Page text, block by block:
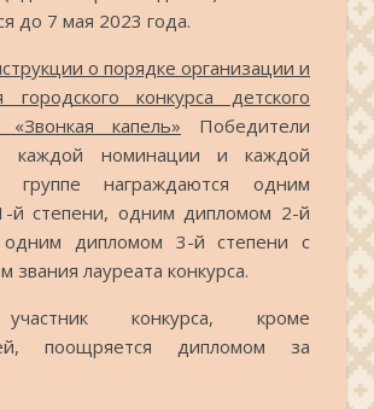
до 7 мая 2023 года.
о порядке организации и
городского конкурса детского
«Звонкая капель» Победители
каждой номинации и каждой
группе награждаются одним
й степени, одним дипломом 2-й
дипломом 3-й степени с
звания лауреата конкурса.
конкурса, кроме
поощряется дипломом за